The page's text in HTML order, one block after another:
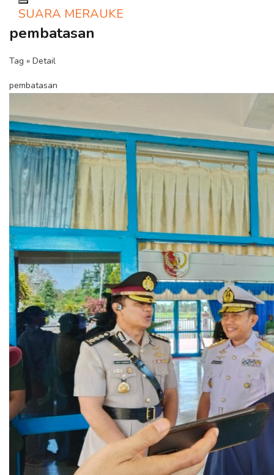
Toggle navigation
SUARA MERAUKE
pembatasan
Tag » Detail
pembatasan